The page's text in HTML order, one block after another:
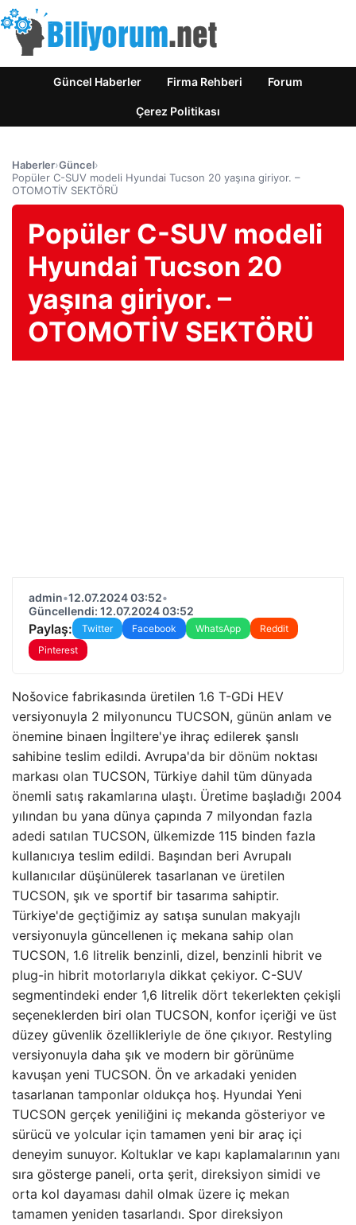
Güncel Haberler Firma Rehberi Forum
Çerez Politikası
Haberler›Güncel›
Popüler C-SUV modeli Hyundai Tucson 20 yaşına giriyor. –
OTOMOTİV SEKTÖRÜ
Popüler C-SUV modeli
Hyundai Tucson 20
yaşına giriyor. –
OTOMOTİV SEKTÖRÜ
admin•12.07.2024 03:52•
Güncellendi: 12.07.2024 03:52
Paylaş: Twitter Facebook WhatsApp
Reddit
Pinterest
Nošovice fabrikasında üretilen 1.6 T-GDi HEV
versiyonuyla 2 milyonuncu TUCSON, günün anlam ve
önemine binaen İngiltere'ye ihraç edilerek şanslı
sahibine teslim edildi. Avrupa'da bir dönüm noktası
markası olan TUCSON, Türkiye dahil tüm dünyada
önemli satış rakamlarına ulaştı. Üretime başladığı 2004
yılından bu yana dünya çapında 7 milyondan fazla
adedi satılan TUCSON, ülkemizde 115 binden fazla
kullanıcıya teslim edildi. Başından beri Avrupalı ​​
kullanıcılar düşünülerek tasarlanan ve üretilen
TUCSON, şık ve sportif bir tasarıma sahiptir.
Türkiye'de geçtiğimiz ay satışa sunulan makyajlı
versiyonuyla güncellenen iç mekana sahip olan
TUCSON, 1.6 litrelik benzinli, dizel, benzinli hibrit ve
plug-in hibrit motorlarıyla dikkat çekiyor. C-SUV
segmentindeki ender 1,6 litrelik dört tekerlekten çekişli
seçeneklerden biri olan TUCSON, konfor içeriği ve üst
düzey güvenlik özellikleriyle de öne çıkıyor. Restyling
versiyonuyla daha şık ve modern bir görünüme
kavuşan yeni TUCSON. Ön ve arkadaki yeniden
tasarlanan tamponlar oldukça hoş. Hyundai Yeni
TUCSON gerçek yeniliğini iç mekanda gösteriyor ve
sürücü ve yolcular için tamamen yeni bir araç içi
deneyim sunuyor. Koltuklar ve kapı kaplamalarının yanı
sıra gösterge paneli, orta şerit, direksiyon simidi ve
orta kol dayaması dahil olmak üzere iç mekan
tamamen yeniden tasarlandı. Spor direksiyon